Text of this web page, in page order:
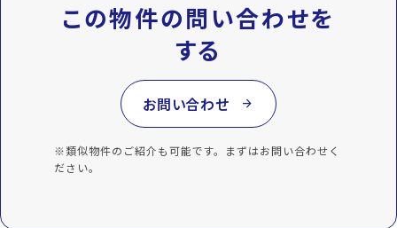
この物件の問い合わせを
する
お問い合わせ arrow_forward
※類似物件のご紹介も可能です。まずはお問い合わせく
ださい。